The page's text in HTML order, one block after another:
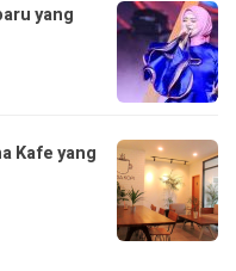
yang
Kafe yang